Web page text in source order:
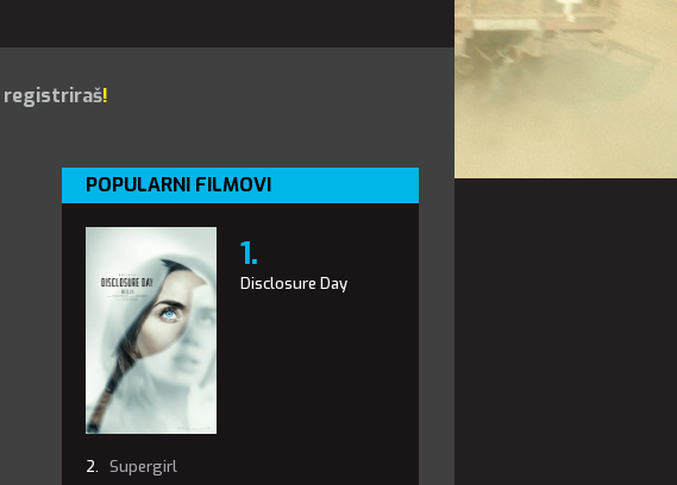
registriraš!
POPULARNI FILMOVI
Disclosure Day
Supergirl